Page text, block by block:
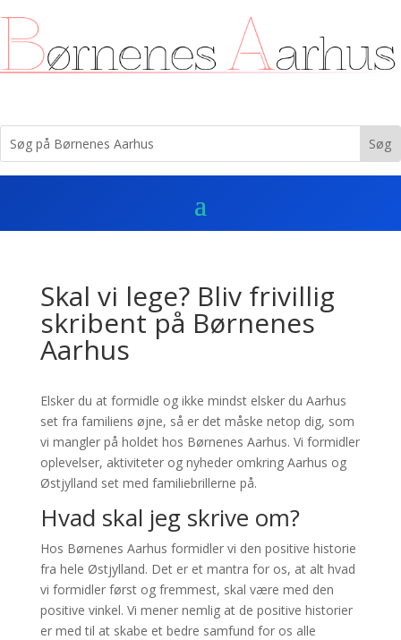
Skal vi lege? Bliv frivillig
skribent på Børnenes
Aarhus
Elsker du at formidle og ikke mindst elsker du Aarhus
set fra familiens øjne, så er det måske netop dig, som
vi mangler på holdet hos Børnenes Aarhus. Vi formidler
oplevelser, aktiviteter og nyheder omkring Aarhus og
Østjylland set med familiebrillerne på.
Hvad skal jeg skrive om?
Hos Børnenes Aarhus formidler vi den positive historie
fra hele Østjylland. Det er et mantra for os, at alt hvad
vi formidler først og fremmest, skal være med den
positive vinkel. Vi mener nemlig at de positive historier
er med til at skabe et bedre samfund for os alle